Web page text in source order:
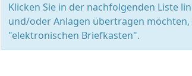
Klicken Sie in der nachfolgenden Liste
und/oder Anlagen übertragen
"elektronischen Briefkasten".